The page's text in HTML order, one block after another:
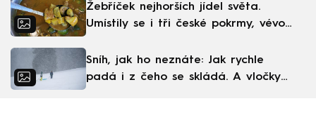
Žebříček nejhorších jídel světa.
Umístily se i tři české pokrmy, vévodí
Sníh, jak ho neznáte: Jak rychle
padá i z čeho se skládá. A vločky